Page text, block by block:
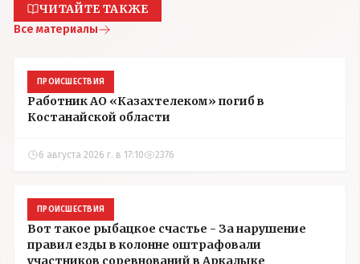
ЧИТАЙТЕ ТАКЖЕ
Все материалы
ПРОИСШЕСТВИЯ
Работник АО «Казахтелеком» погиб в
Костанайской области
6 августа 2026 г. в 17:10 2376
ПРОИСШЕСТВИЯ
Вот такое рыбацкое счастье - За нарушение
правил езды в колонне оштрафовали
участников соревнований в Аркалыке